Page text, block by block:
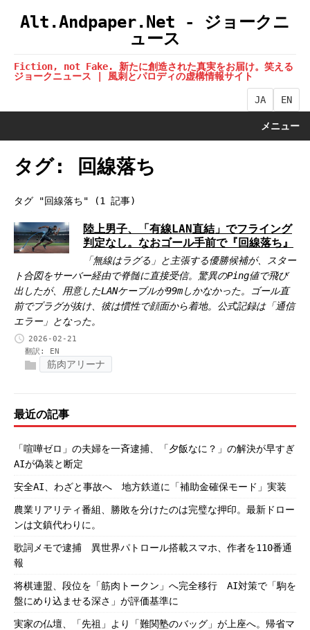
Alt.Andpaper.Net - ジョークニ
ュース
Fiction, not Fake. 新たに創造された真実をお届け。笑える
ジョークニュース | 風刺とパロディの虚構情報サイト
JA EN
メニュー
タグ: 回線落ち
タグ "回線落ち" (1 記事)
陸上男子、「有線LAN直結」でフライング
判定なし。なおゴール手前で『回線落ち』
「無線はラグる」と主張する優勝候補が、スター
ト合図をサーバー経由で脊髄に直接受信。驚異のPing値で飛び
出したが、用意したLANケーブルが99mしかなかった。ゴール直
前でプラグが抜け、彼は慣性で顔面から着地。公式記録は「通信
エラー」となった。
2026-02-21
翻訳: EN
筋肉アリーナ
最近の記事
「喧嘩ゼロ」の夫婦を一斉逮捕、「夕飯なに？」の解決が早すぎ
AIが偽装と断定
安全AI、わざと事故へ 地方鉄道に「補助金確保モード」実装
農業リアリティ番組、勝敗を分けたのは完璧な押印。最新ドロー
ンは文鎮代わりに。
歌詞メモで逮捕 異世界パトロール搭載スマホ、作者を110番通
報
将棋連盟、段位を「筋肉トークン」へ完全移行 AI対策で「駒を
盤にめり込ませる深さ」が評価基準に
実家の仏壇、「先祖」より「難関塾のバッグ」が上座へ。帰省マ